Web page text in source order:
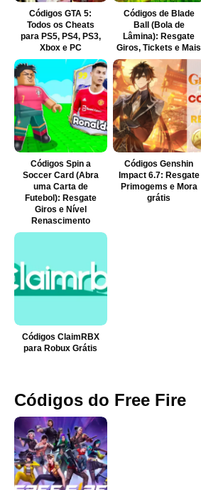
Códigos GTA 5:
Todos os Cheats
para PS5, PS4, PS3,
Xbox e PC
Códigos de Blade
Ball (Bola de
Lâmina): Resgate
Giros, Tickets e Mais
Códigos Spin a
Soccer Card (Abra
uma Carta de
Futebol): Resgate
Giros e Nível
Renascimento
Códigos Genshin
Impact 6.7: Resgate
Primogems e Mora
grátis
Códigos ClaimRBX
para Robux Grátis
Códigos do Free Fire